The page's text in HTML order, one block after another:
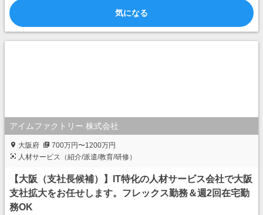
気になる
アイムファクトリー 株式会社
大阪府
700万円〜1200万円
人材サービス（紹介/派遣/教育/研修）
【大阪（支社長候補）】IT特化の人材サービス会社で大阪
支社拡大をお任せします。フレックス勤務＆週2回在宅勤
務OK